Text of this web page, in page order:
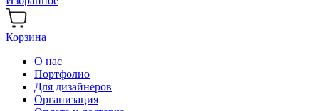
Корзина
О нас
Портфолио
Для дизайнеров
Организация